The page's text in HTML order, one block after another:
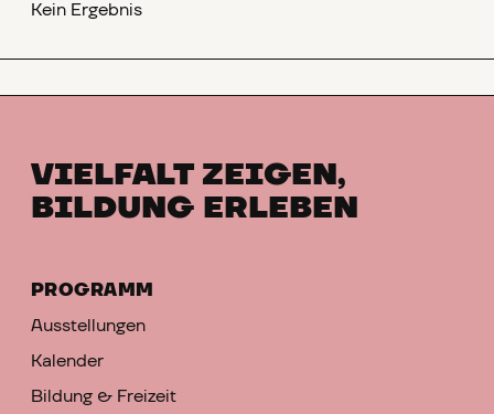
Kein Ergebnis
VIELFALT ZEIGEN,
BILDUNG ERLEBEN
PROGRAMM
Ausstellungen
Kalender
Bildung & Freizeit